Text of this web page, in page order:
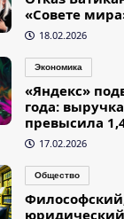
«Совете
18.02.2026
Экономика
«Яндекс»
года:
превысила
17.02.2026
Общество